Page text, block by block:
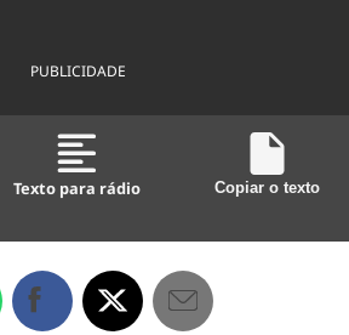
PUBLICIDADE
Texto para rádio Copiar o texto